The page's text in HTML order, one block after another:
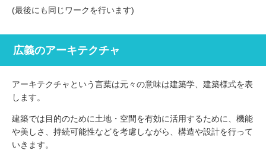
(最後にも同じワークを行います)
広義のアーキテクチャ
アーキテクチャという言葉は元々の意味は建築学、建築様式を表
します。
建築では目的のために土地・空間を有効に活用するために、機能
や美しさ、持続可能性などを考慮しながら、構造や設計を行って
いきます。